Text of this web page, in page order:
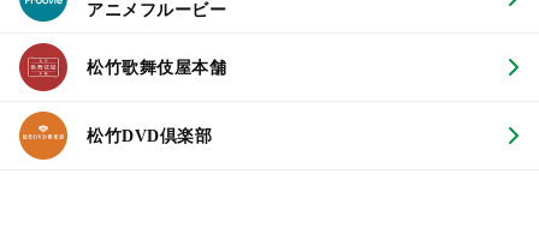
アニメフルービー
松竹歌舞伎屋本舗
松竹DVD倶楽部